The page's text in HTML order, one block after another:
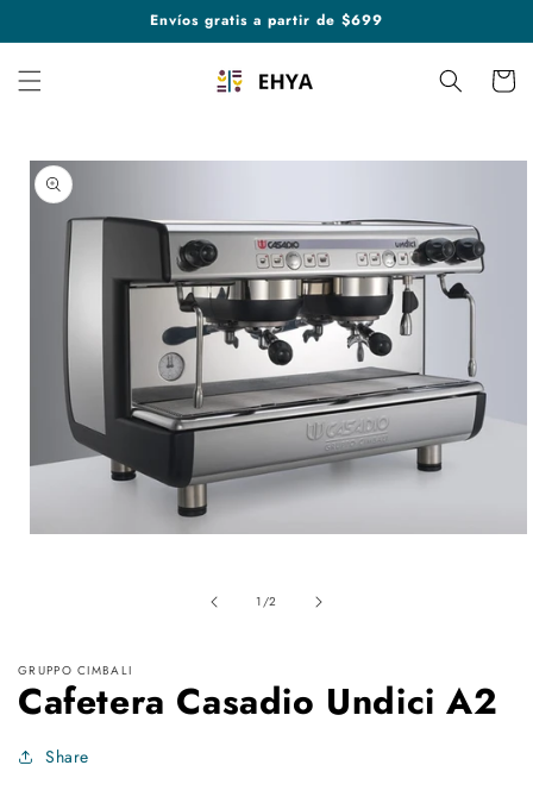
al contenido
Envíos gratis a partir de $699
Carrito
directamente
a la
información
del producto
modal
1/de
2
GRUPPO CIMBALI
Cafetera Casadio Undici A2
Share